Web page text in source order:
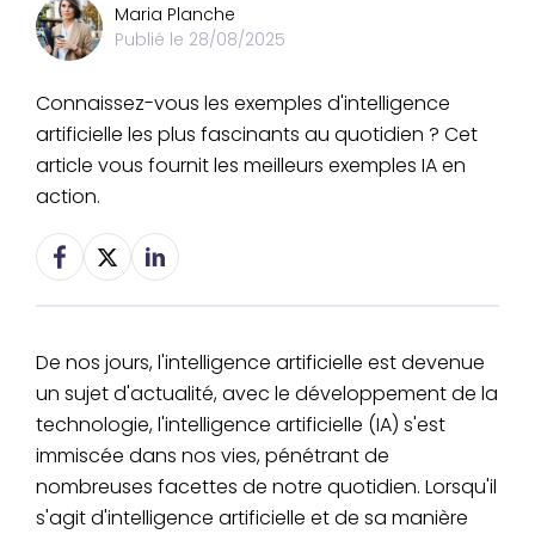
Maria Planche
Publié le 28/08/2025
Connaissez-vous les exemples d'intelligence
artificielle les plus fascinants au quotidien ? Cet
article vous fournit les meilleurs exemples IA en
action.
De nos jours, l'intelligence artificielle est devenue
un sujet d'actualité, avec le développement de la
technologie, l'intelligence artificielle (IA) s'est
immiscée dans nos vies, pénétrant de
nombreuses facettes de notre quotidien. Lorsqu'il
s'agit d'intelligence artificielle et de sa manière